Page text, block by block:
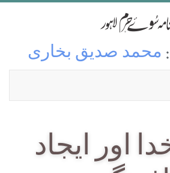
محمد صدیق بخاری
اور ایجاد